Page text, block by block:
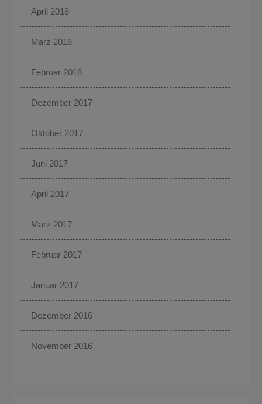
April 2018
März 2018
Februar 2018
Dezember 2017
Oktober 2017
Juni 2017
April 2017
März 2017
Februar 2017
Januar 2017
Dezember 2016
November 2016